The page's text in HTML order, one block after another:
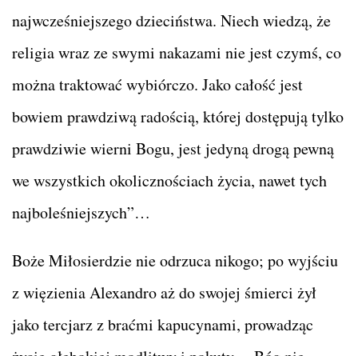
najwcześniejszego dzieciństwa. Niech wiedzą, że
religia wraz ze swymi nakazami nie jest czymś, co
można traktować wybiórczo. Jako całość jest
bowiem prawdziwą radością, której dostępują tylko
prawdziwie wierni Bogu, jest jedyną drogą pewną
we wszystkich okolicznościach życia, nawet tych
najboleśniejszych”…
Boże Miłosierdzie nie odrzuca nikogo; po wyjściu
z więzienia Alexandro aż do swojej śmierci żył
jako tercjarz z braćmi kapucynami, prowadząc